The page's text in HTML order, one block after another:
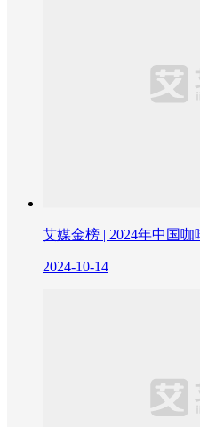
艾媒金榜 | 2024年中国
2024-10-14